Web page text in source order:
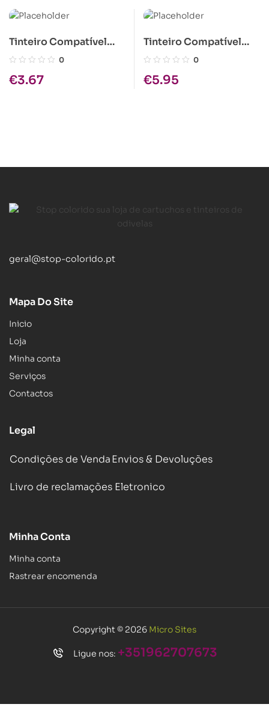
Tinteiro Compatível
Epson S020108/T051
0
€3.67
Tinteiro Compatível
Epson S020049 Tri-
0
€5.95
geral@stop-colorido.pt
Mapa Do Site
Inicio
Loja
Minha conta
Serviços
Contactos
Legal
Condições de VendaEnvios & Devoluções
Livro de reclamações Eletronico
Minha Conta
Minha conta
Rastrear encomenda
Copyright © 2026 Micro Sites
Ligue nos: +351962707673